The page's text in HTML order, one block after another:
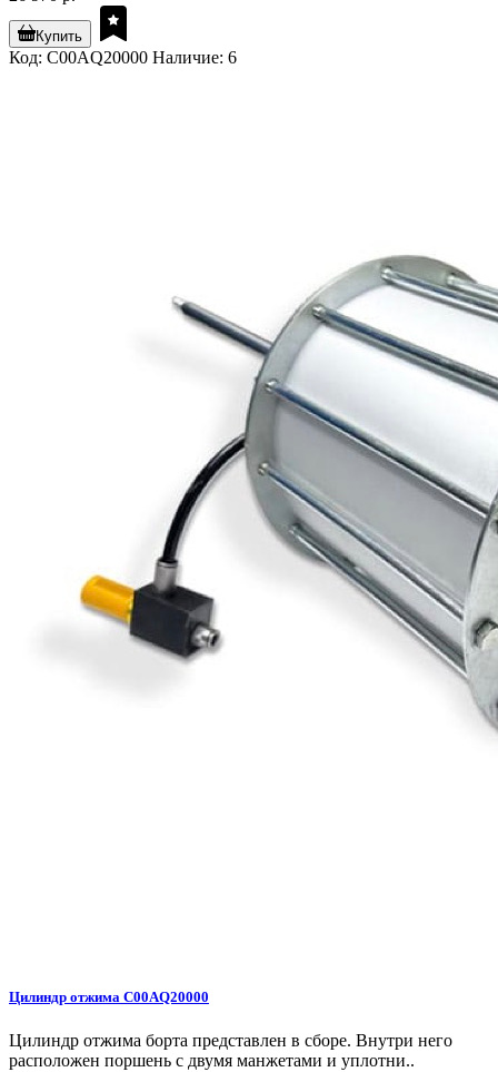
Купить
Код: C00AQ20000 Наличие: 6
Цилиндр отжима C00AQ20000
Цилиндр отжима борта представлен в сборе. Внутри него
расположен поршень с двумя манжетами и уплотни..